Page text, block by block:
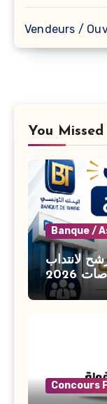
Vendeurs /
You Missed
Banque /
لانتداب
عديد الاختصاصات 2026 / Concours BT
Banque
Concours